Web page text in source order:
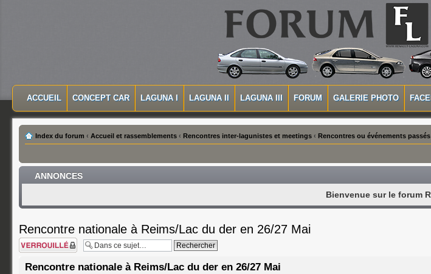
MENU PRINCIPAL
ACCUEIL CONCEPT CAR LAGUNA I LAGUNA II LAGUNA III FORUM GALERIE PHOTO
Index du forum ‹ Accueil et rassemblements ‹ Rencontres inter-lagunistes et meetings ‹ Rencontres ou événements passés
ANNONCES
Bienvenue sur le forum
Rencontre nationale à Reims/Lac du der en 26/27 Mai
Sujet verrouillé
Rencontre nationale à Reims/Lac du der en 26/27 Mai